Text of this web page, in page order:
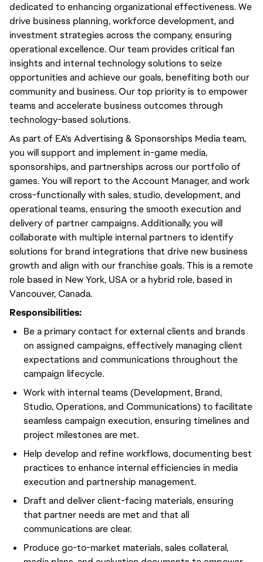
dedicated to enhancing organizational effectiveness. We
drive business planning, workforce development, and
investment strategies across the company, ensuring
operational excellence. Our team provides critical fan
insights and internal technology solutions to seize
opportunities and achieve our goals, benefiting both our
community and business. Our top priority is to empower
teams and accelerate business outcomes through
technology-based solutions.
As part of EA's Advertising & Sponsorships Media team,
you will support and implement in-game media,
sponsorships, and partnerships across our portfolio of
games. You will report to the Account Manager, and work
cross-functionally with sales, studio, development, and
operational teams, ensuring the smooth execution and
delivery of partner campaigns. Additionally, you will
collaborate with multiple internal partners to identify
solutions for brand integrations that drive new business
growth and align with our franchise goals. This is a remote
role based in New York, USA or a hybrid role, based in
Vancouver, Canada.
Responsibilities:
Be a primary contact for external clients and brands
on assigned campaigns, effectively managing client
expectations and communications throughout the
campaign lifecycle.
Work with internal teams (Development, Brand,
Studio, Operations, and Communications) to facilitate
seamless campaign execution, ensuring timelines and
project milestones are met.
Help develop and refine workflows, documenting best
practices to enhance internal efficiencies in media
execution and partnership management.
Draft and deliver client-facing materials, ensuring
that partner needs are met and that all
communications are clear.
Produce go-to-market materials, sales collateral,